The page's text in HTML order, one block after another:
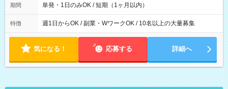
期間 単発・1日のみOK / 短期（1ヶ月以内）
特徴 週1日からOK / 副業・WワークOK / 10名以上の大量募集
気になる！ 応募する 詳細へ